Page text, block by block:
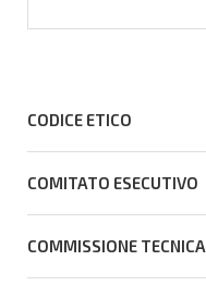
CODICE ETICO
COMITATO ESECUTIVO
COMMISSIONE TECNICA